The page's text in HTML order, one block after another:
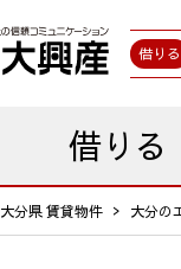
借りる
借りる
大分県 賃貸物件 大分の